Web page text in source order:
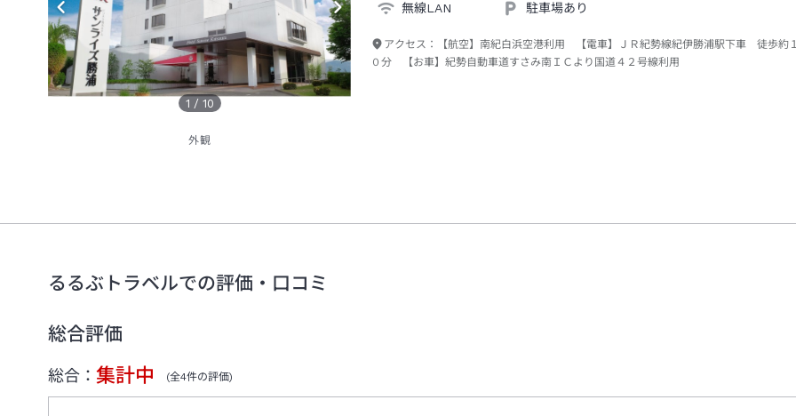
1 / 10
外観
無線LAN 駐車場あり
アクセス：
【航空】南紀白浜空港利用 【電車】ＪＲ紀勢線紀伊勝浦駅下車 徒歩約
０分 【お車】紀勢自動車道すさみ南ＩＣより国道４２号線利用
るるぶトラベルでの評価・口コミ
総合評価
総合： 集計中 (全4件の評価)